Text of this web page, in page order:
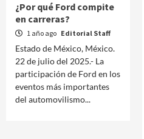
¿Por qué Ford compite
en carreras?
1 año ago Editorial Staff
Estado de México, México.
22 de julio del 2025.- La
participación de Ford en los
eventos más importantes
del automovilismo...